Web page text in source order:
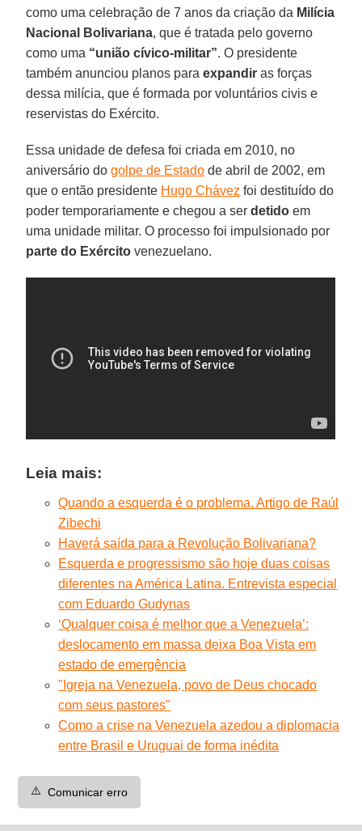
como uma celebração de 7 anos da criação da Milícia
Nacional Bolivariana, que é tratada pelo governo
como uma “união cívico-militar”. O presidente
também anunciou planos paraexpandir as forças
dessa milícia, que é formada por voluntários civis e
reservistas do Exército.
Essa unidade de defesa foi criada em 2010, no
aniversário dogolpe de Estado de abril de 2002, em
que o então presidente Hugo Chávez foi destituído do
poder temporariamente e chegou a serdetido em
uma unidade militar. O processo foi impulsionado por
parte do Exército venezuelano.
Leia mais:
Quando a esquerda é o problema. Artigo de Raúl
Zibechi
Haverá saída para a Revolução Bolivariana?
Esquerda e progressismo são hoje duas coisas
diferentes na América Latina. Entrevista especial
com Eduardo Gudynas
‘Qualquer coisa é melhor que a Venezuela’:
deslocamento em massa deixa Boa Vista em
estado de emergência
"Igreja na Venezuela, povo de Deus chocado
com seus pastores"
Como a crise na Venezuela azedou a diplomacia
entre Brasil e Uruguai de forma inédita
⚠️ Comunicar erro